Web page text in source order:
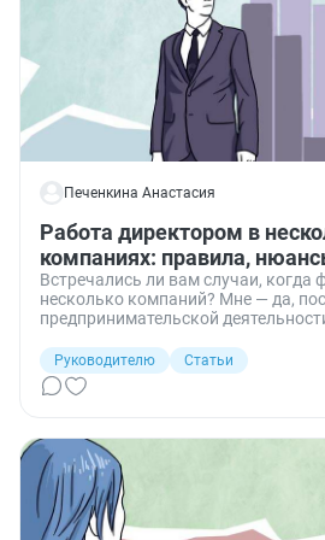
Печенкина Анастасия
Работа директором в
компаниях: правила,
Встречались ли вам случаи, когда
несколько компаний? Мне — да,
предпринимательской
связи с тем, что подобные
распространенными, нелишним
нюансы оформления трудовых
Руководителю
Статьи